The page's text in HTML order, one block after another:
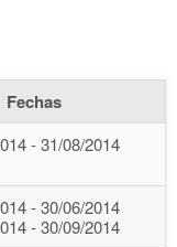
Fechas
- 31/08/2014
- 30/06/2014
- 30/09/2014